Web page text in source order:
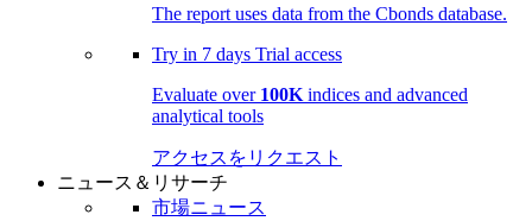
The report uses data from the Cbonds database.
Try in 7 days Trial access
Evaluate over 100K indices and advanced
analytical tools
アクセスをリクエスト
ニュース＆リサーチ
市場ニュース